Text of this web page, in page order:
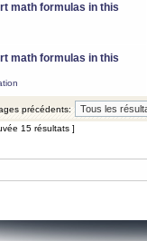
math formulas in this
math formulas in this
précédents:
15 résultats ]